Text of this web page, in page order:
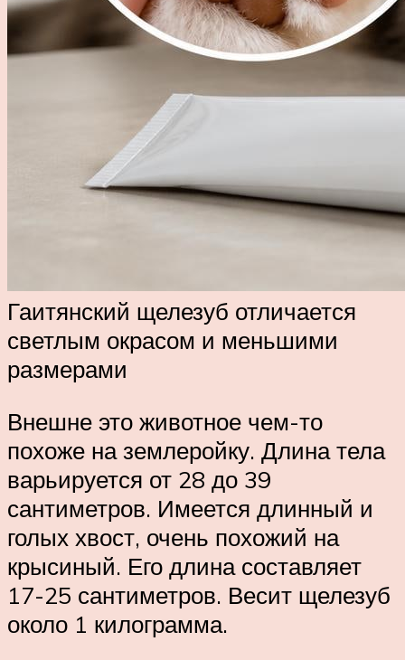
Гаитянский щелезуб отличается
светлым окрасом и меньшими
размерами
Внешне это животное чем-то
похоже на землеройку. Длина тела
варьируется от 28 до 39
сантиметров. Имеется длинный и
голых хвост, очень похожий на
крысиный. Его длина составляет
17-25 сантиметров. Весит щелезуб
около 1 килограмма.